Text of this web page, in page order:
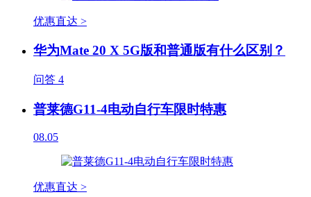
优惠直达 >
华为Mate 20 X 5G版和普通版有什么区别？
问答 4
普莱德G11-4电动自行车限时特惠
08.05
优惠直达 >